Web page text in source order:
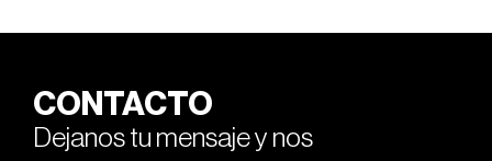
CONTACTO
Dejanos tu mensaje y nos